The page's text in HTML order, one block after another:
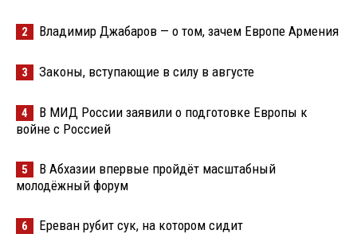
2 Владимир Джабаров — о том, зачем Европе Армения
3 Законы, вступающие в силу в августе
4
В МИД России заявили о подготовке Европы к
войне с Россией
5
В Абхазии впервые пройдёт масштабный
молодёжный форум
6 Ереван рубит сук, на котором сидит